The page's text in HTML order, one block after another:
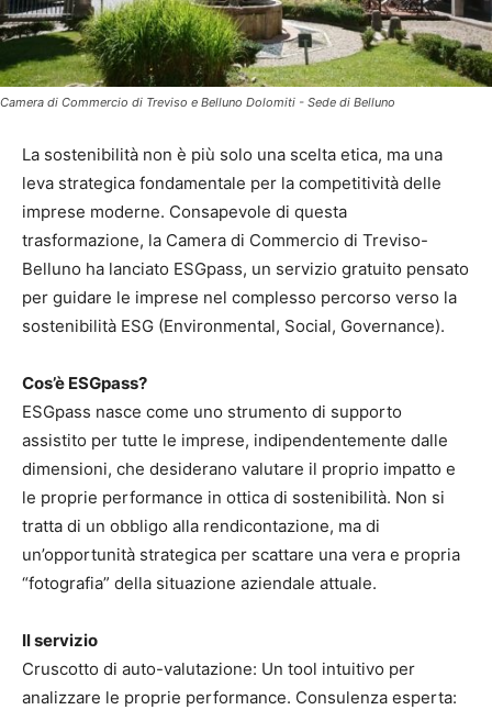
Camera di Commercio di Treviso e Belluno Dolomiti - Sede di Belluno
La sostenibilità non è più solo una scelta etica, ma una
leva strategica fondamentale per la competitività delle
imprese moderne. Consapevole di questa
trasformazione, la Camera di Commercio di Treviso-
Belluno ha lanciato ESGpass, un servizio gratuito pensato
per guidare le imprese nel complesso percorso verso la
sostenibilità ESG (Environmental, Social, Governance).
Cos’è ESGpass?
ESGpass nasce come uno strumento di supporto
assistito per tutte le imprese, indipendentemente dalle
dimensioni, che desiderano valutare il proprio impatto e
le proprie performance in ottica di sostenibilità. Non si
tratta di un obbligo alla rendicontazione, ma di
un’opportunità strategica per scattare una vera e propria
“fotografia” della situazione aziendale attuale.
Il servizio
Cruscotto di auto-valutazione: Un tool intuitivo per
analizzare le proprie performance. Consulenza esperta: